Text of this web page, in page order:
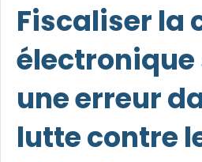
Fiscaliser la
une erreur
lutte contre